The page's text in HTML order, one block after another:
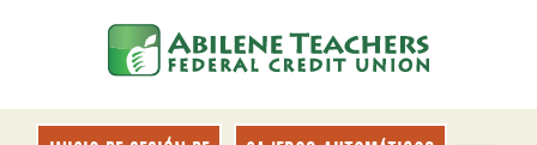
de
sesión